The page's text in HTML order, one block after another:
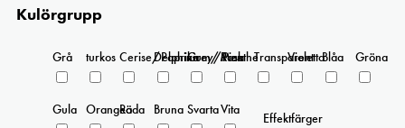
Kulörgrupp
Grå turkos Cerise/Paprika
Delphinium/Menthe
Grey/Pink
Rosa Transparent
ViolettaBlåa Gröna
Gula OrangeaRöda Bruna SvartaVita
Effektfärger